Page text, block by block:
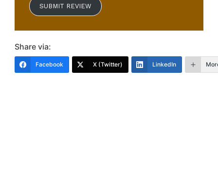
SUBMIT REVIEW
Share via:
Facebook X (Twitter) LinkedIn